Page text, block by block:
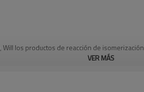
, Will los productos de reacción de isomerización
VER MÁS